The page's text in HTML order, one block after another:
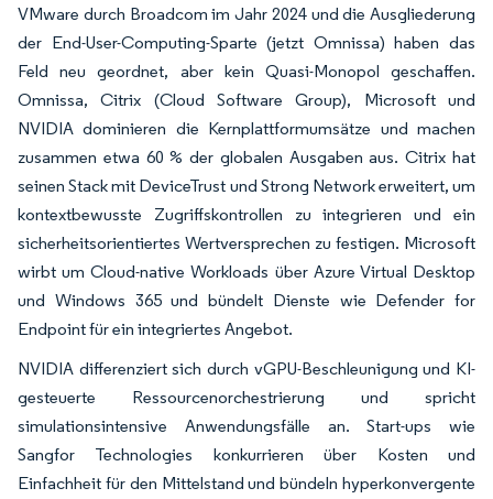
VMware durch Broadcom im Jahr 2024 und die Ausgliederung
der End-User-Computing-Sparte (jetzt Omnissa) haben das
Feld neu geordnet, aber kein Quasi-Monopol geschaffen.
Omnissa, Citrix (Cloud Software Group), Microsoft und
NVIDIA dominieren die Kernplattformumsätze und machen
zusammen etwa 60 % der globalen Ausgaben aus. Citrix hat
seinen Stack mit DeviceTrust und Strong Network erweitert, um
kontextbewusste Zugriffskontrollen zu integrieren und ein
sicherheitsorientiertes Wertversprechen zu festigen. Microsoft
wirbt um Cloud-native Workloads über Azure Virtual Desktop
und Windows 365 und bündelt Dienste wie Defender for
Endpoint für ein integriertes Angebot.
NVIDIA differenziert sich durch vGPU-Beschleunigung und KI-
gesteuerte Ressourcenorchestrierung und spricht
simulationsintensive Anwendungsfälle an. Start-ups wie
Sangfor Technologies konkurrieren über Kosten und
Einfachheit für den Mittelstand und bündeln hyperkonvergente